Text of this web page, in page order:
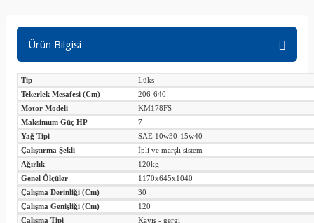
Ürün Bilgisi
Tip
Lüks
Tekerlek Mesafesi (Cm)
206-640
Motor Modeli
KM178FS
Maksimum Güç HP
7
Yağ Tipi
SAE 10w30-15w40
Çalıştırma Şekli
İpli ve marşlı sistem
Ağırlık
120kg
Genel Ölçüler
1170x645x1040
Çalışma Derinliği (Cm)
30
Çalışma Genişliği (Cm)
120
Çalışma Tipi
Kayış - gergi